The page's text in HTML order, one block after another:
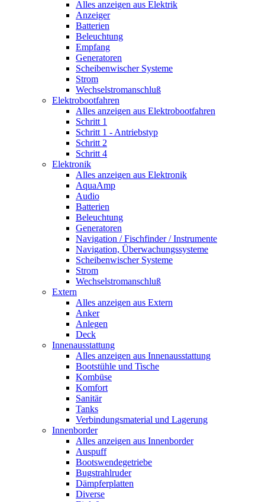
Alles anzeigen aus Elektrik
Anzeiger
Batterien
Beleuchtung
Empfang
Generatoren
Scheibenwischer Systeme
Strom
Wechselstromanschluß
Elektrobootfahren
Alles anzeigen aus Elektrobootfahren
Schritt 1
Schritt 1 - Antriebstyp
Schritt 2
Schritt 4
Elektronik
Alles anzeigen aus Elektronik
AquaAmp
Audio
Batterien
Beleuchtung
Generatoren
Navigation / Fischfinder / Instrumente
Navigation, Überwachungssysteme
Scheibenwischer Systeme
Strom
Wechselstromanschluß
Extern
Alles anzeigen aus Extern
Anker
Anlegen
Deck
Innenausstattung
Alles anzeigen aus Innenausstattung
Bootstühle und Tische
Kombüse
Komfort
Sanitär
Tanks
Verbindungsmaterial und Lagerung
Innenborder
Alles anzeigen aus Innenborder
Auspuff
Bootswendegetriebe
Bugstrahlruder
Dämpferplatten
Diverse